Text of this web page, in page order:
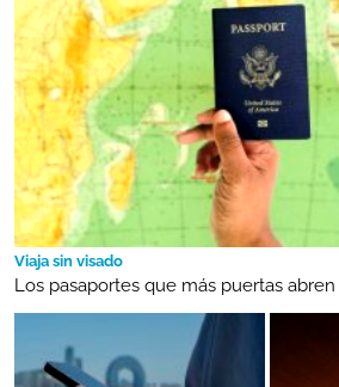
Viaja sin visado
Los pasaportes que más puertas